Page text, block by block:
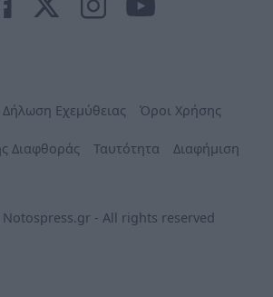
Δήλωση Εχεμύθειας Όροι Χρήσης
Διαφθοράς Ταυτότητα Διαφήμιση
- All rights reserved